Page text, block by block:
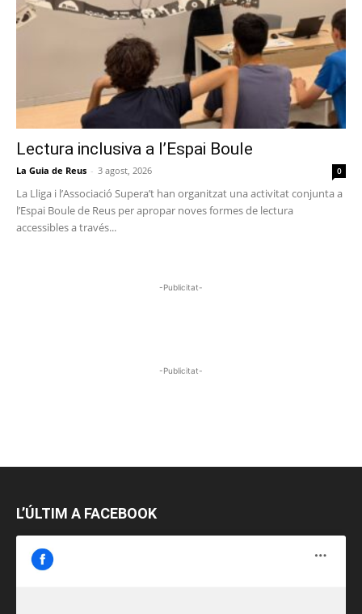
Lectura inclusiva a l’Espai Boule
La Guia de Reus - 3 agost, 2026 0
La Lliga i l’Associació Supera’t han organitzat una activitat conjunta a
l’Espai Boule de Reus per apropar noves formes de lectura
accessibles a través...
-Publicitat-
-Publicitat-
L’ÚLTIM A FACEBOOK